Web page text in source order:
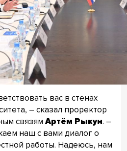
вас в стенах
– сказал проректор
связямАртём Рыкун. –
наш с вами диалог о
работы. Надеюсь, нам